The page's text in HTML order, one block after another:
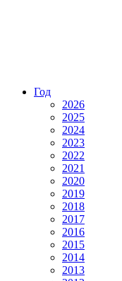
Год
2026
2025
2024
2023
2022
2021
2020
2019
2018
2017
2016
2015
2014
2013